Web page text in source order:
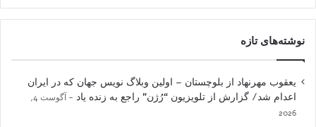
نوشته‌های تازه
یعقوب مهرنهاد از بلوچستان – اولین وبلاگ نویس جهان که در ایران
اعدام شد/ گزارش از تلویزیون “رُژن” راجع به زنده یاد
آگوست 4,
2026